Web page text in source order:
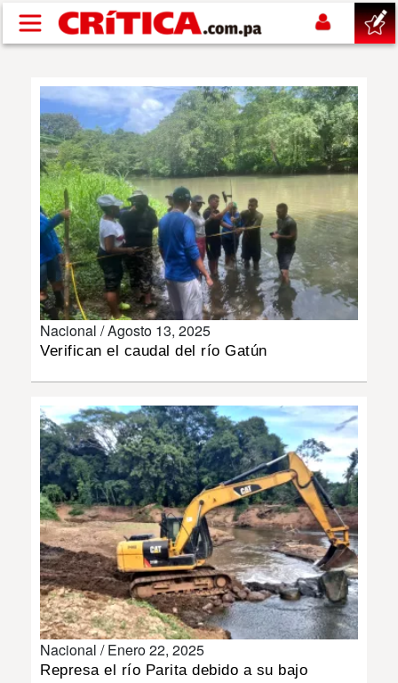
Pasar al contenido principal
SUCESOS
NACIONAL
POLÍTICA
SHOW
DEPORTES
MUNDO
INSÓLITAS
MULTIMEDIA
IMPRESO
Nacional /Agosto 13, 2025
Verifican el caudal del río Gatún
Nacional /Enero 22, 2025
Represa el río Parita debido a su bajo